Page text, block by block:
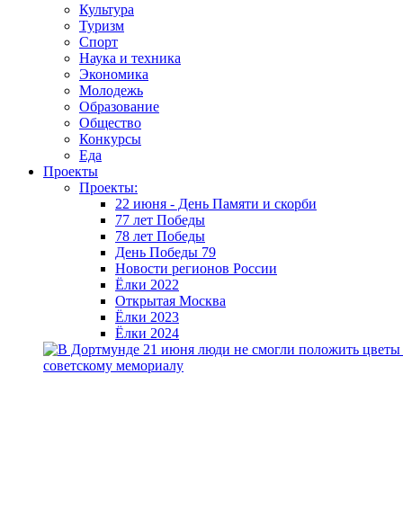
Культура
Туризм
Спорт
Наука и техника
Экономика
Молодежь
Образование
Общество
Конкурсы
Еда
Проекты
Проекты:
22 июня - День Памяти и скорби
77 лет Победы
78 лет Победы
День Победы 79
Новости регионов России
Ёлки 2022
Открытая Москва
Ёлки 2023
Ёлки 2024